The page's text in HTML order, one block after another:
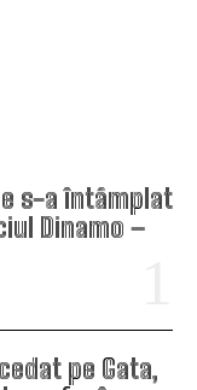
s-a întâmplat
Dinamo –
pe Gata,